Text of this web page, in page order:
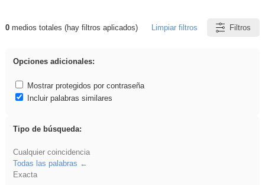
Resultados de: Explorations
0medios totales (hay filtros aplicados) Limpiar filtros Filtros
Opciones adicionales:
Mostrar protegidos por contraseña
Incluir palabras similares
Tipo de búsqueda:
Cualquier coincidencia
Todas las palabras
Exacta